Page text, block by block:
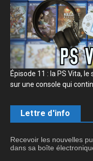
Épisode 11 : la PS Vita,
sur une console qui
Lettre d'info
Recevoir les nouvelles
dans sa boîte